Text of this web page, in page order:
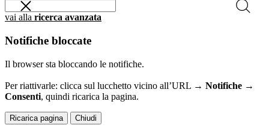
vai alla ricerca avanzata
Notifiche bloccate
Il browser sta bloccando le notifiche.
Per riattivarle: clicca sul lucchetto vicino all’URL → Notifiche →
Consenti, quindi ricarica la pagina.
Ricarica pagina Chiudi